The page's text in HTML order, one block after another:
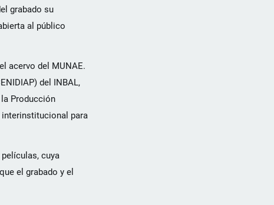
grabado su
al público
acervo del MUNAE.
del INBAL,
Producción
para
cuya
el grabado y el